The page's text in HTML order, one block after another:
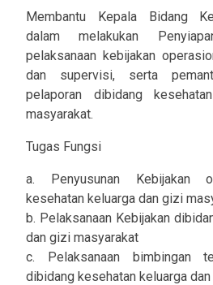
Membantu Kepala Bidang
dalam melakukan
pelaksanaan kebijakan
dan supervisi, serta
pelaporan dibidang
masyarakat.
Tugas Fungsi
a. Penyusunan Kebijakan
kesehatan keluarga dan gizi
b. Pelaksanaan Kebijakan
dan gizi masyarakat
c. Pelaksanaan bimbingan
dibidang kesehatan keluarga